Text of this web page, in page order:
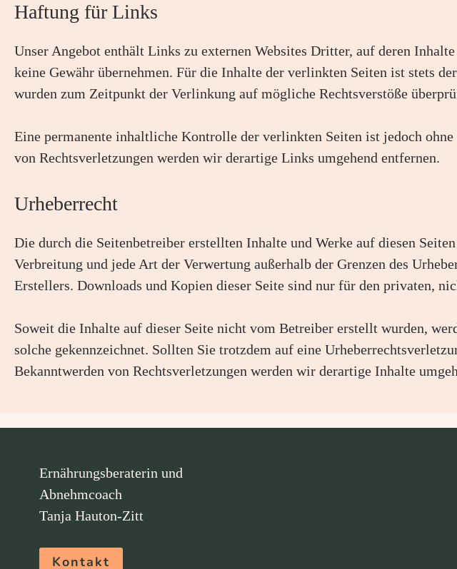
Haftung für Links
Unser Angebot enthält Links zu externen Websites Dritter, auf deren
keine Gewähr übernehmen. Für die Inhalte der verlinkten Seiten ist stets
wurden zum Zeitpunkt der Verlinkung auf mögliche Rechtsverstöße
Eine permanente inhaltliche Kontrolle der verlinkten Seiten ist jedoch
von Rechtsverletzungen werden wir derartige Links umgehend entfernen.
Urheberrecht
Die durch die Seitenbetreiber erstellten Inhalte und Werke auf diesen
Verbreitung und jede Art der Verwertung außerhalb der Grenzen des
Erstellers. Downloads und Kopien dieser Seite sind nur für den privaten,
Soweit die Inhalte auf dieser Seite nicht vom Betreiber erstellt wurden,
solche gekennzeichnet. Sollten Sie trotzdem auf eine
Bekanntwerden von Rechtsverletzungen werden wir derartige Inhalte
Ernährungsberaterin und
Abnehmcoach
Tanja Hauton-Zitt
Kontakt